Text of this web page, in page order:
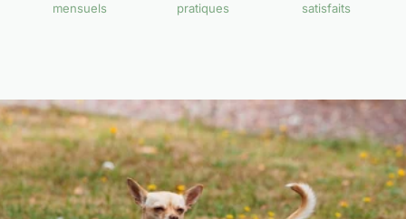
mensuels
pratiques
satisfaits